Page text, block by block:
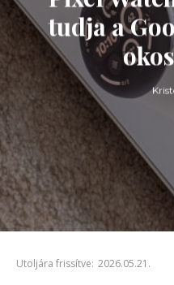
tudja a
Utoljára frissítve: 2026.05.21.